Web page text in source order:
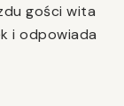
gości wita
i odpowiada